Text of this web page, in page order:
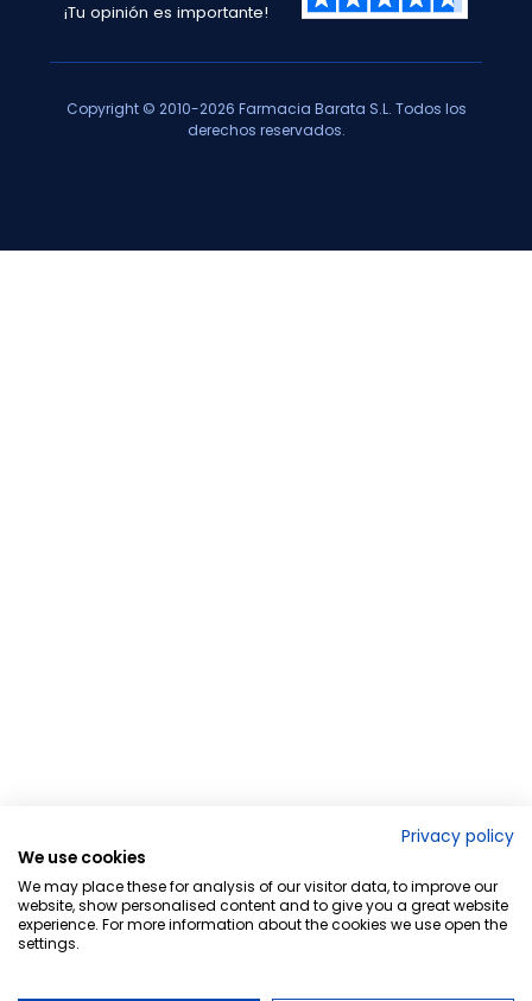
¡Tu opinión es importante!
Copyright © 2010-2026 Farmacia Barata S.L. Todos los
derechos reservados.
Privacy policy
We use cookies
We may place these for analysis of our visitor data, to improve our
website, show personalised content and to give you a great website
experience. For more information about the cookies we use open the
settings.